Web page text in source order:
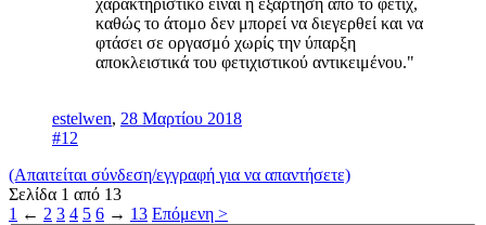
χαρακτηριστικό είναι η εξάρτηση από το φετίχ,
καθώς το άτομο δεν μπορεί να διεγερθεί και να
φτάσει σε οργασμό χωρίς την ύπαρξη
αποκλειστικά του φετιχιστικού αντικειμένου."
estelwen, 28 Μαρτίου 2018
#12
(Απαιτείται σύνδεση/εγγραφή για να απαντήσετε)
Σελίδα 1 από 13
1 ← 2 3 4 5 6 → 13 Επόμενη >